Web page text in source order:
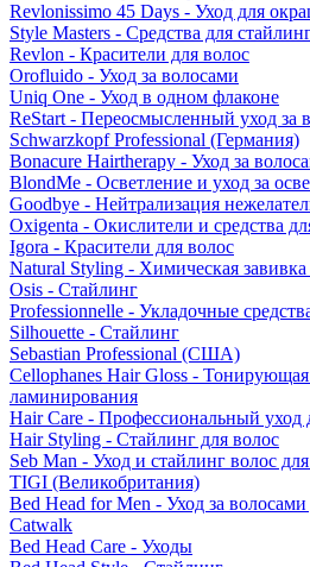
Revlonissimo 45 Days - Уход для
Style Masters - Средства для
Revlon - Красители для волос
Orofluido - Уход за волосами
Uniq One - Уход в одном флаконе
ReStart - Переосмысленный уход за
Schwarzkopf Professional (Германия)
Bonacure Hairtherapy - Уход за
BlondMe - Осветление и уход за
Goodbye - Нейтрализация
Oxigenta - Окислители и средства
Igora - Красители для волос
Natural Styling - Химическая завивка
Osis - Стайлинг
Professionnelle - Укладочные
Silhouette - Стайлинг
Sebastian Professional (США)
Cellophanes Hair Gloss -
ламинирования
Hair Care - Профессиональный уход
Hair Styling - Стайлинг для волос
Seb Man - Уход и стайлинг волос
TIGI (Великобритания)
Bed Head for Men - Уход за
Catwalk
Bed Head Care - Уходы